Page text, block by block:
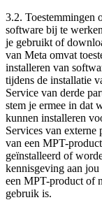
3.2. Toestemmingen
software bij te
je gebruikt of
van Meta omvat
installeren van
tijdens de installatie
Service van derde
stem je ermee in dat
kunnen installeren
Services van externe
van een MPT-
geïnstalleerd of
kennisgeving aan jou
een MPT-product of
gebruik is.